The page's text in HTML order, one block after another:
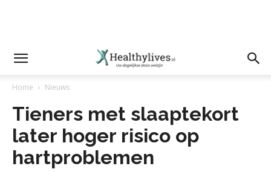
Home Nieuws
Tieners met slaaptekort
later hoger risico op
hartproblemen